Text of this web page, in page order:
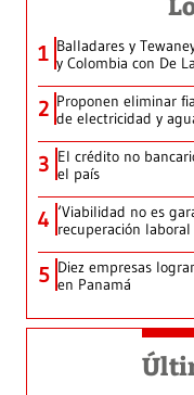
1 Balladares y
y Colombia con De
2 Proponen eliminar
de electricidad y
3 El crédito no
el país
4 ‘Viabilidad no es
recuperación
5 Diez empresas
en Panamá